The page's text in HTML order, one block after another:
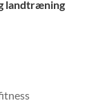
landtræning